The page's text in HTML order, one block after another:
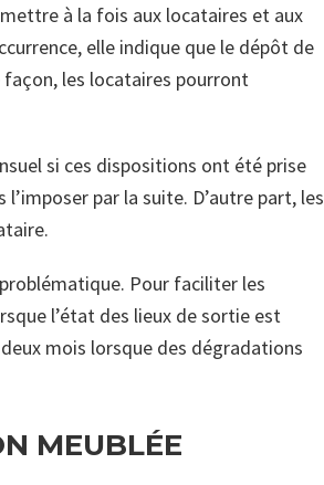
à la fois aux locataires et aux
elle indique que le dépôt de
façon, les locataires pourront
si ces dispositions ont été prise
par la suite. D’autre part, les
Pour faciliter les
l’état des lieux de sortie est
mois lorsque des dégradations
MEUBLÉE